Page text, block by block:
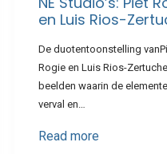
en Luis Rios-
De duotentoonstelling
Rogie en Luis Rios-
beelden waarin de
verval en…
Read more